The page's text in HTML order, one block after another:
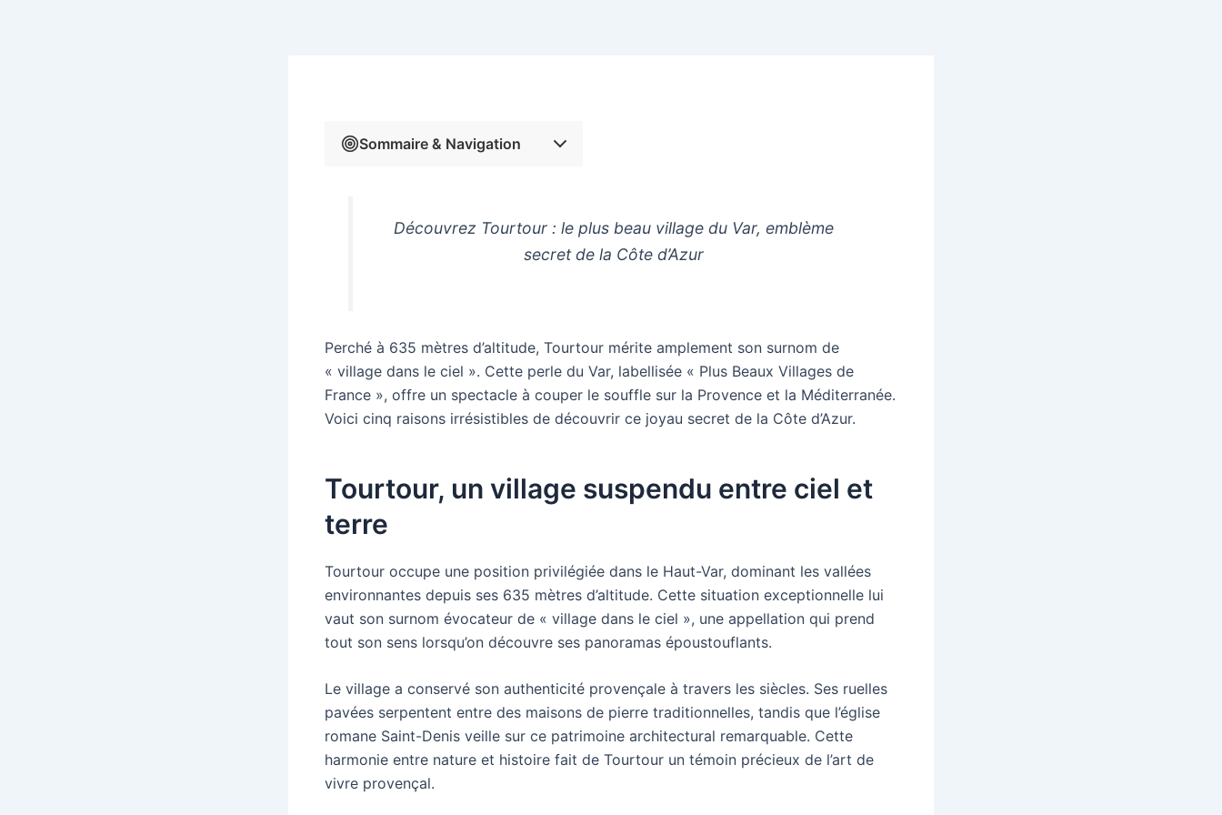
Sommaire & Navigation
Découvrez Tourtour : le plus beau village du Var, emblème
secret de la Côte d’Azur
Perché à 635 mètres d’altitude, Tourtour mérite amplement son surnom de
« village dans le ciel ». Cette perle du Var, labellisée « Plus Beaux Villages de
France », offre un spectacle à couper le souffle sur la Provence et la Méditerranée.
Voici cinq raisons irrésistibles de découvrir ce joyau secret de la Côte d’Azur.
Tourtour, un village suspendu entre ciel et
terre
Tourtour occupe une position privilégiée dans le Haut-Var, dominant les vallées
environnantes depuis ses 635 mètres d’altitude. Cette situation exceptionnelle lui
vaut son surnom évocateur de « village dans le ciel », une appellation qui prend
tout son sens lorsqu’on découvre ses panoramas époustouflants.
Le village a conservé son authenticité provençale à travers les siècles. Ses ruelles
pavées serpentent entre des maisons de pierre traditionnelles, tandis que l’église
romane Saint-Denis veille sur ce patrimoine architectural remarquable. Cette
harmonie entre nature et histoire fait de Tourtour un témoin précieux de l’art de
vivre provençal.